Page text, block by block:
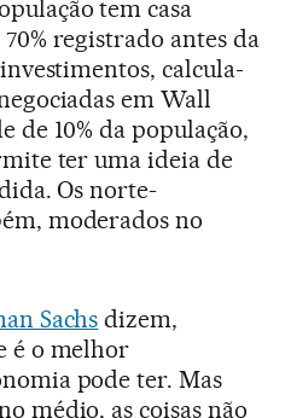
tem casa
registrado antes da
calcula-
em Wall
de 10% da população,
ter uma ideia de
Os norte-
moderados no
Sachs dizem,
é o melhor
pode ter. Mas
médio, as coisas não